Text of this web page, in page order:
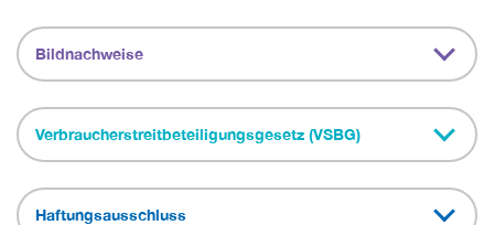
Bildnachweise
Verbraucherstreitbeteiligungsgesetz (VSBG)
Haftungsausschluss